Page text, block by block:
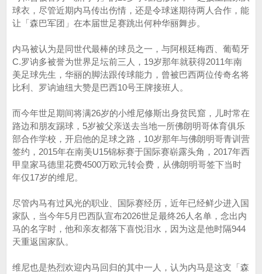
球衣，尽管近期内马传出伤情，还是令球迷期待两人合作，能
让「森巴军团」在本届世足赛跳出何种华丽舞步。
内马被认为是同世代最棒的球员之一，与阿根廷梅西、葡萄牙
C.罗讷多被誉为世界足坛前三人，19岁那年就获得2011年南
美足球先生，华丽的脚法跟传球能力，曾被巴西两位传奇名将
比利、罗讷迪纽大赞是巴西10号王牌接班人。
而今年世足期间将满26岁的小维尼修斯出身贫民窟，儿时常在
路边和朋友踢球，5岁被父亲送去当地一所佛朗明哥体育俱乐
部合作学校，开启他的足球之路，10岁那年与佛朗明哥青训营
签约，2015年在南美U15锦标赛于国际赛崭露头角，2017年西
甲皇家马德里花费4500万欧元转会费，从佛朗明哥签下当时
年仅17岁的维尼。
尽管内马有过风光的职业、国际赛经历，近年已经鲜少进入国
家队，当今年5月巴西队宣布2026世足最终26人名单，念出内
马的名字时，他和亲友都落下喜悦泪水，因为这是他时隔944
天重返国家队。
维尼也是热烈欢迎内马回归的其中一人，认为内马是这支「森